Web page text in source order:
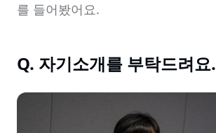
를 들어봤어요.
Q. 자기소개를 부탁드려요.